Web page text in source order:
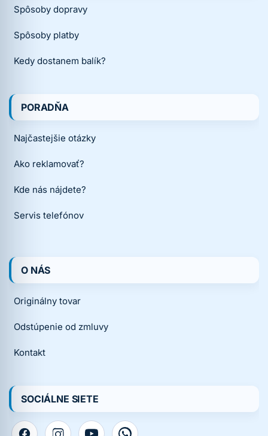
Spôsoby dopravy
Spôsoby platby
Kedy dostanem balík?
PORADŇA
Najčastejšie otázky
Ako reklamovať?
Kde nás nájdete?
Servis telefónov
O NÁS
Originálny tovar
Odstúpenie od zmluvy
Kontakt
SOCIÁLNE SIETE